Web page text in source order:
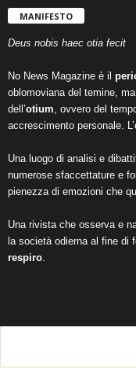
MANIFESTO
Deus nobis haec otia fecit
No News Magazine è il
oblomoviana del temine,
dell’otium, ovvero del
accrescimento personale.
Una luogo di analisi e
numerose sfaccettature e
pienezza di emozioni che
Una rivista che osserva e
la società odierna al fine di
respiro.